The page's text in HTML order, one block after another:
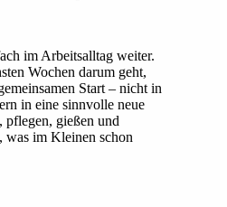
im Arbeitsalltag weiter.
Wochen darum geht,
Start – nicht in
in eine sinnvolle neue
pflegen, gießen und
was im Kleinen schon